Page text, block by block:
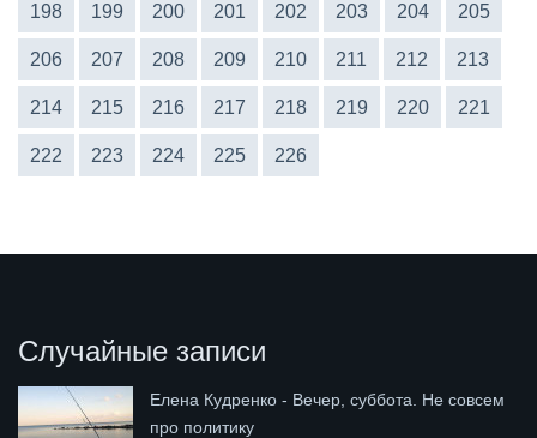
198 199 200 201 202 203 204 205
206 207 208 209 210 211 212 213
214 215 216 217 218 219 220 221
222 223 224 225 226
Случайные записи
Елена Кудренко - Вечер, суббота. Не совсем
про политику